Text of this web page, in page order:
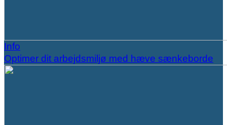
Info
Optimer dit arbejdsmiljø med hæve sænkeborde